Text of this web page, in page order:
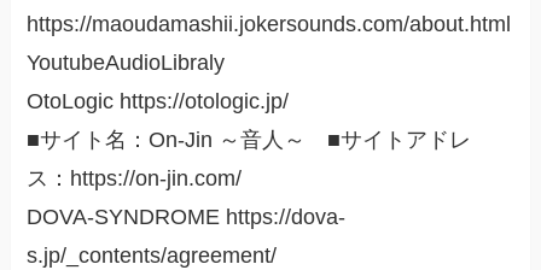
https://maoudamashii.jokersounds.com/about.html
YoutubeAudioLibraly
OtoLogic https://otologic.jp/
■サイト名：On-Jin ～音人～ ■サイトアドレ
ス：https://on-jin.com/
DOVA-SYNDROME https://dova-
s.jp/_contents/agreement/